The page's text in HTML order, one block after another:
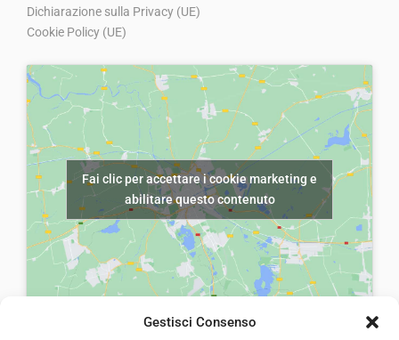
Gestisci Consenso
Dichiarazione sulla Privacy (UE)
Cookie Policy (UE)
Fai clic per accettare i cookie marketing e
abilitare questo contenuto